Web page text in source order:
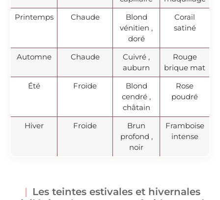
Printemps
Chaude
Blond
vénitien ,
doré
Corail
satiné
Automne Chaude
Cuivré ,
auburn
Rouge
brique mat
Été
Froide
Blond
cendré ,
châtain
Rose
poudré
Hiver Froide
Brun
profond ,
noir
Framboise
intense
Les teintes estivales et hivernales